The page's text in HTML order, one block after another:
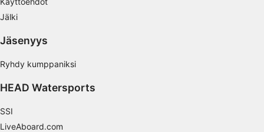
Jälki
Jäsenyys
Ryhdy kumppaniksi
HEAD Watersports
SSI
LiveAboard.com
Toiminnallinen
Mainonta